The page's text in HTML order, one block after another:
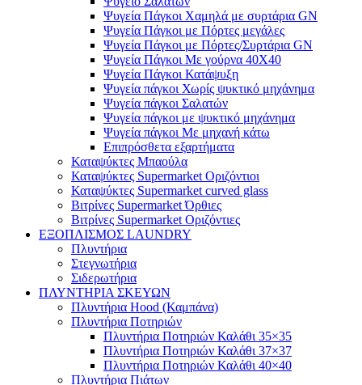
Ψυγεία Πάγκοι Χαμηλά με συρτάρια GN
Ψυγεία Πάγκοι με Πόρτες μεγάλες
Ψυγεία Πάγκοι με Πόρτες/Συρτάρια GN
Ψυγεία Πάγκοι Με γούρνα 40Χ40
Ψυγεία Πάγκοι Κατάψυξη
Ψυγεία πάγκοι Χωρίς ψυκτικό μηχάνημα
Ψυγεία πάγκοι Σαλατών
Ψυγεία πάγκοι με ψυκτικό μηχάνημα
Ψυγεία πάγκοι Με μηχανή κάτω
Επιπρόσθετα εξαρτήματα
Καταψύκτες Μπαούλα
Καταψύκτες Supermarket Οριζόντιοι
Καταψύκτες Supermarket curved glass
Βιτρίνες Supermarket Όρθιες
Βιτρίνες Supermarket Οριζόντιες
ΕΞΟΠΛΙΣΜΟΣ LAUNDRY
Πλυντήρια
Στεγνωτήρια
Σιδερωτήρια
ΠΛΥΝΤΗΡΙΑ ΣΚΕΥΩΝ
Πλυντήρια Hood (Καμπάνα)
Πλυντήρια Ποτηριών
Πλυντήρια Ποτηριών Καλάθι 35×35
Πλυντήρια Ποτηριών Καλάθι 37×37
Πλυντήρια Ποτηριών Καλάθι 40×40
Πλυντήρια Πιάτων